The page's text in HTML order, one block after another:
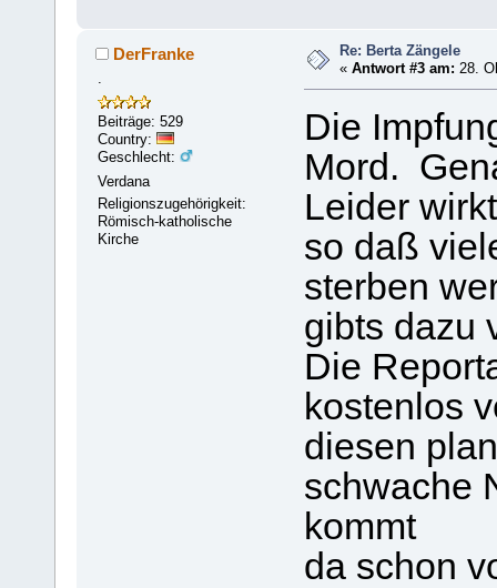
DerFranke
.
Beiträge: 529
Country:
Geschlecht:
Verdana
Religionszugehörigkeit:
Römisch-katholische
Kirche
Re: Berta Zängele
«Antwort #3 am: 28.
Die
Mord.
Leider
so daß
sterben
gibts dazu
Die
kostenlos
diesen
schwache
kommt
da schon